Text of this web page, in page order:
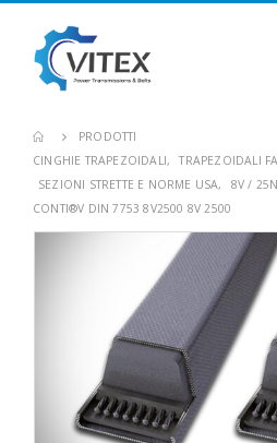
PRODOTTI
CINGHIE TRAPEZOIDALI, TRAPEZOIDALI
SEZIONI STRETTE E NORME USA,
8V / 25N
CONTI®V DIN 7753 8V2500 8V 2500